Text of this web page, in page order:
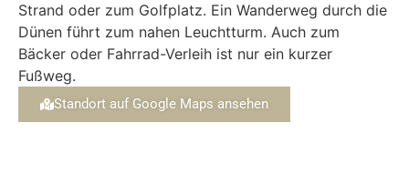
Strand oder zum Golfplatz. Ein Wanderweg durch die
Dünen führt zum nahen Leuchtturm. Auch zum
Bäcker oder Fahrrad-Verleih ist nur ein kurzer
Fußweg.
Standort auf Google Maps ansehen